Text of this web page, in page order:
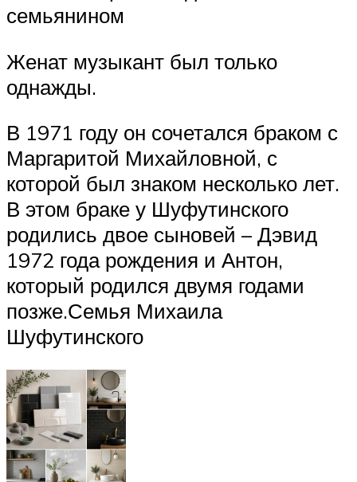
семьянином
Женат музыкант был только
однажды.
В 1971 году он сочетался браком с
Маргаритой Михайловной, с
которой был знаком несколько лет.
В этом браке у Шуфутинского
родились двое сыновей – Дэвид
1972 года рождения и Антон,
который родился двумя годами
позже.Семья Михаила
Шуфутинского